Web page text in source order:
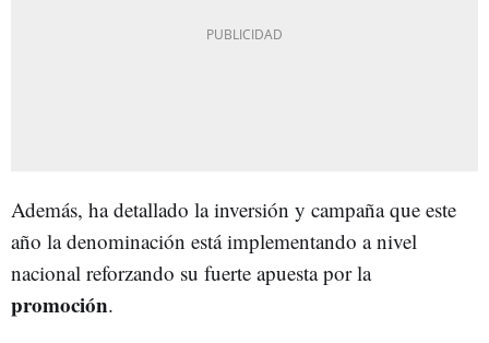
Además, ha detallado la inversión y campaña que este
año la denominación está implementando a nivel
nacional reforzando su fuerte apuesta por la
promoción.